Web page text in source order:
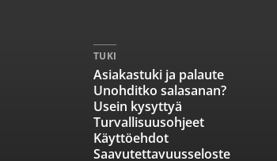
TUKI
Asiakastuki ja palaute
Unohditko salasanan?
Usein kysyttyä
Turvallisuusohjeet
Käyttöehdot
Saavutettavuusseloste